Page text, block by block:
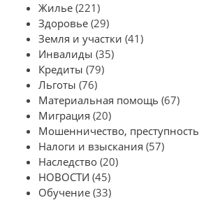
Жилье (221)
Здоровье (29)
Земля и участки (41)
Инвалиды (35)
Кредиты (79)
Льготы (76)
Материальная помощь (67)
Миграция (20)
Мошенничество, преступность
Налоги и взыскания (57)
Наследство (20)
НОВОСТИ (45)
Обучение (33)